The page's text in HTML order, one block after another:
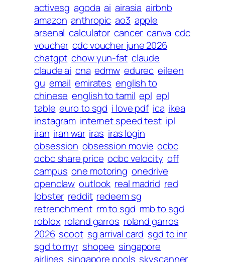
activesg agoda ai airasia airbnb
amazon anthropic ao3 apple
arsenal calculator cancer canva cdc
voucher cdc voucher june 2026
chatgpt chow yun-fat claude
claude ai cna edmw edurec eileen
gu email emirates english to
chinese english to tamil epl epl
table euro to sgd i love pdf ica ikea
instagram internet speed test ipl
iran iran war iras iras login
obsession obsession movie ocbc
ocbc share price ocbc velocity off
campus one motoring onedrive
openclaw outlook real madrid red
lobster reddit redeem sg
retrenchment rm to sgd rmb to sgd
roblox roland garros roland garros
2026 scoot sg arrival card sgd to inr
sgd to myr shopee singapore
airlines singapore pools skyscanner